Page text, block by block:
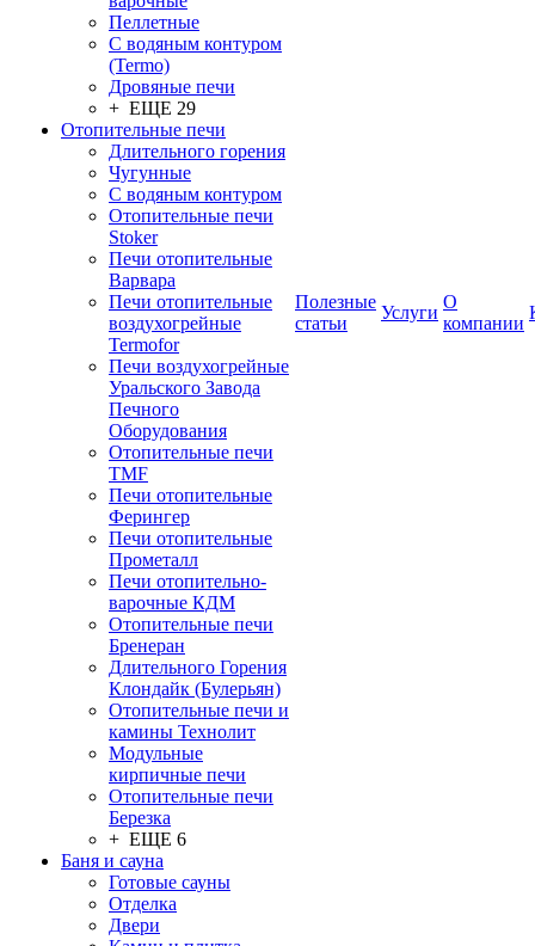
Пеллетные
С водяным контуром
(Termo)
Дровяные печи
+ ЕЩЕ 29
Отопительные печи
Длительного горения
Чугунные
C водяным контуром
Отопительные печи
Stoker
Печи отопительные
Варвара
Печи отопительные
воздухогрейные
Termofor
Печи воздухогрейные
Уральского Завода
Печного
Оборудования
Отопительные печи
TMF
Печи отопительные
Ферингер
Печи отопительные
Прометалл
Печи отопительно-
варочные КДМ
Отопительные печи
Бренеран
Длительного Горения
Клондайк (Булерьян)
Отопительные печи и
камины Технолит
Модульные
кирпичные печи
Отопительные печи
Березка
+ ЕЩЕ 6
Баня и сауна
Готовые сауны
Отделка
Двери
Полезные
статьи
Услуги
О
компании